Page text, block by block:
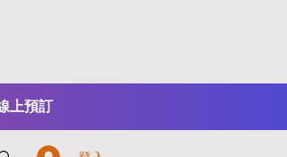
上預訂